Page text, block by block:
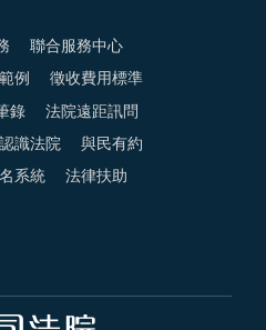
聯合服務中心
例 徵收費用標準
錄 法院遠距訊問
認識法院 與民有約
系統 法律扶助